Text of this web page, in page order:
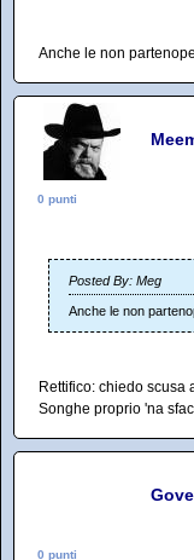
Anche le non
0 punti
Posted By: Meg
Anche le non
Rettifico: chiedo scusa
Songhe proprio 'na
0 punti